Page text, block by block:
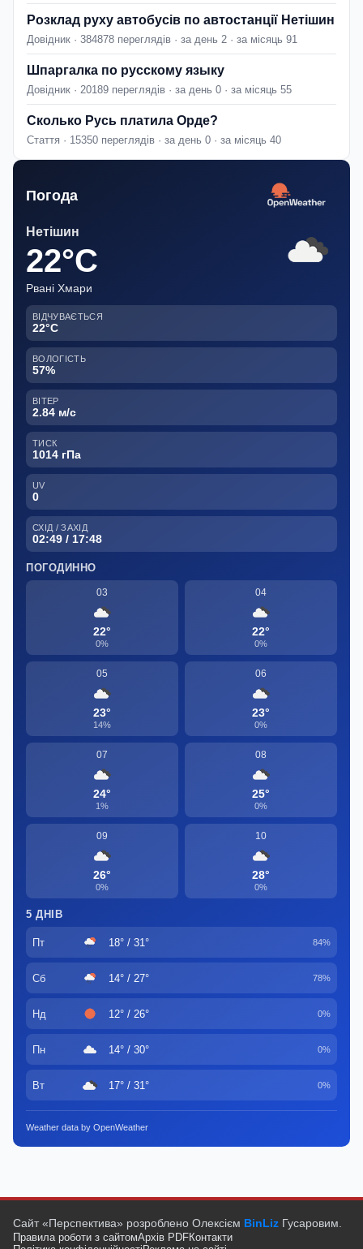
Розклад руху автобусів по автостанції Нетішин
Довідник · 384878 переглядів · за день 2 · за місяць 91
Шпаргалка по русскому языку
Довідник · 20189 переглядів · за день 0 · за місяць 55
Сколько Русь платила Орде?
Стаття · 15350 переглядів · за день 0 · за місяць 40
Погода
Нетішин
22°C
Рвані Хмари
ВІДЧУВАЄТЬСЯ
22°C
ВОЛОГІСТЬ
57%
ВІТЕР
2.84 м/с
ТИСК
1014 гПа
UV
0
СХІД / ЗАХІД
02:49 / 17:48
ПОГОДИННО
03
22°
0%
04
22°
0%
05
23°
14%
06
23°
0%
07
24°
1%
08
25°
0%
09
26°
0%
10
28°
0%
5 ДНІВ
Пт 18° / 31° 84%
Сб 14° / 27° 78%
Нд 12° / 26° 0%
Пн 14° / 30° 0%
Вт 17° / 31° 0%
Weather data by OpenWeather
Сайт «Перспектива» розроблено Олексієм BinLiz Гусаровим.
Правила роботи з сайтомАрхів PDFКонтакти